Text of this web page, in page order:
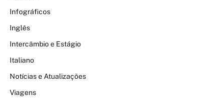
Infográficos
Inglês
Intercâmbio e Estágio
Italiano
Notícias e Atualizações
Viagens